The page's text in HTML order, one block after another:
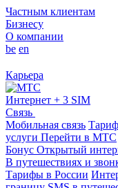
Частным клиентам
Бизнесу
О компании
be en
Карьера
Интернет + 3 SIM
Связь
Мобильная связь
услуги Перейти в МТС
Бонус Открытый
В путешествиях и
Тарифы в России